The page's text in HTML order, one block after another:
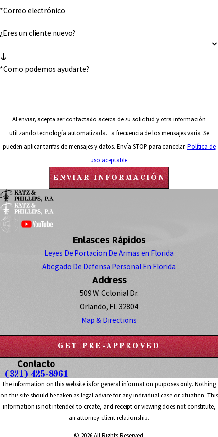
*Correo electrónico
¿Eres un cliente nuevo?
*Como podemos ayudarte?
Al enviar, acepta ser contactado acerca de su solicitud y otra información
utilizando tecnología automatizada. La frecuencia de los mensajes varía. Se
pueden aplicar tarifas de mensajes y datos. Envía STOP para cancelar. Política de
uso aceptable
ENVIAR INFORMACIÓN
Enlasces Rápidos
Leyes De Portacion De Armas en Florida
Abogado De Defensa Personal En Florida
Address
509 W. Colonial Dr.
Orlando, FL 32804
Map & Directions
GET PRE-APPROVED
Contacto
(321) 425-8961
The information on this website is for general information purposes only. Nothing
on this site should be taken as legal advice for any individual case or situation. This
information is not intended to create, and receipt or viewing does not constitute,
an attorney-client relationship.
© 2026 All Rights Reserved.